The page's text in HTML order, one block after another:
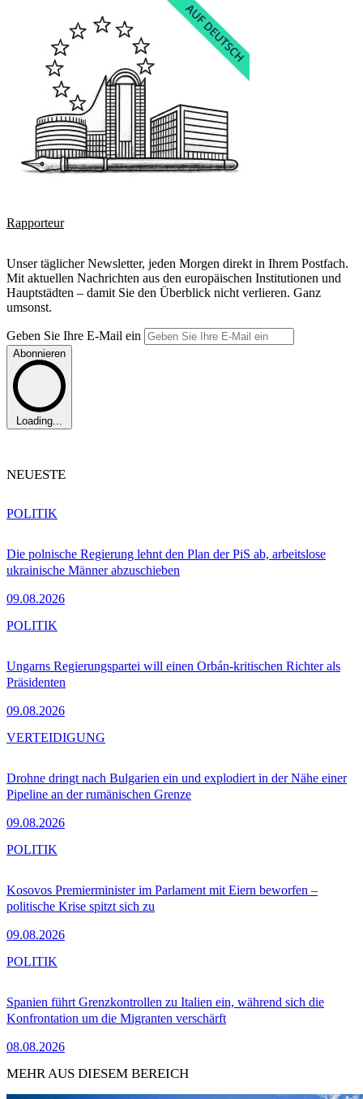
Rapporteur
Unser täglicher Newsletter, jeden Morgen direkt in Ihrem Postfach.
Mit aktuellen Nachrichten aus den europäischen Institutionen und
Hauptstädten – damit Sie den Überblick nicht verlieren. Ganz
umsonst.
Geben Sie Ihre E-Mail ein
Abonnieren
Loading...
NEUESTE
Die polnische Regierung lehnt den Plan der PiS ab, arbeitslose
ukrainische Männer abzuschieben
09.08.2026
POLITIK
Ungarns Regierungspartei will einen Orbán-kritischen Richter als
Präsidenten
09.08.2026
POLITIK
Drohne dringt nach Bulgarien ein und explodiert in der Nähe einer
Pipeline an der rumänischen Grenze
09.08.2026
VERTEIDIGUNG
Kosovos Premierminister im Parlament mit Eiern beworfen –
politische Krise spitzt sich zu
09.08.2026
POLITIK
Spanien führt Grenzkontrollen zu Italien ein, während sich die
Konfrontation um die Migranten verschärft
08.08.2026
POLITIK
MEHR AUS DIESEM BEREICH